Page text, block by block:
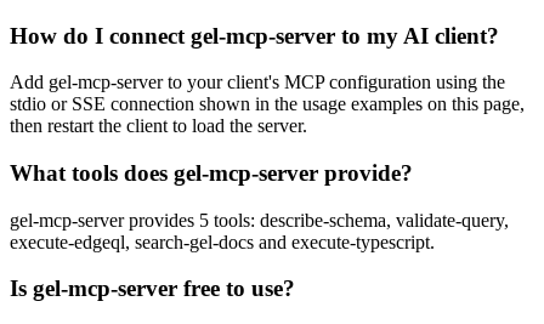
How do I connect gel-mcp-server to my AI client?
Add gel-mcp-server to your client's MCP configuration using the
stdio or SSE connection shown in the usage examples on this page,
then restart the client to load the server.
What tools does gel-mcp-server provide?
gel-mcp-server provides 5 tools: describe-schema, validate-query,
execute-edgeql, search-gel-docs and execute-typescript.
Is gel-mcp-server free to use?